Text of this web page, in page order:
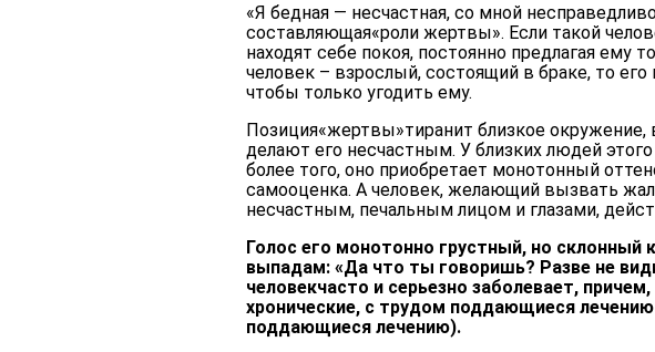
«Я бедная — несчастная, со мной
составляющая«роли жертвы». Если такой
находят себе покоя, постоянно предлагая ему
человек – взрослый, состоящий в браке, то его
чтобы только угодить ему.
Позиция«жертвы»тиранит близкое
делают его несчастным. У близких людей
более того, оно приобретает монотонный
самооценка. А человек, желающий вызвать
несчастным, печальным лицом и глазами,
Голос его монотонно грустный, но склонный
выпадам: «Да что ты говоришь? Разве не
человекчасто и серьезно заболевает,
хронические, с трудом поддающиеся
поддающиеся лечению).